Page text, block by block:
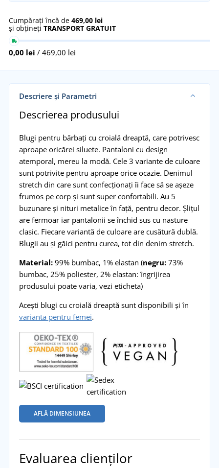
Cumpărați încă de 469,00 lei
și obțineți TRANSPORT GRATUIT
0,00 lei / 469,00 lei
Descriere și Parametri
Descrierea produsului
Blugi pentru bărbați cu croială dreaptă, care potrivesc
aproape oricărei siluete. Pantaloni cu design
atemporal, mereu la modă. Cele 3 variante de culoare
sunt potrivite pentru aproape orice ocazie. Denimul
stretch din care sunt confecționați îi face să se așeze
frumos pe corp și sunt super confortabili. Au 5
buzunare și nituri metalice în față, pentru decor. Șlițul
are fermoar iar pantalonii se închid sus cu nasture
clasic. Fiecare variantă de culoare are cusătură dublă.
Blugii au și găici pentru curea, tot din denim stretch.
Material:99% bumbac, 1% elastan (negru:73%
bumbac, 25% poliester, 2% elastan: îngrijirea
produsului poate varia, vezi eticheta)
Acești blugi cu croială dreaptă sunt disponibili și în
varianta pentru femei.
AFLĂ DIMENSIUNEA
Evaluarea clienților